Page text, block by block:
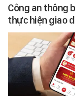
Công an thông
thực hiện giao